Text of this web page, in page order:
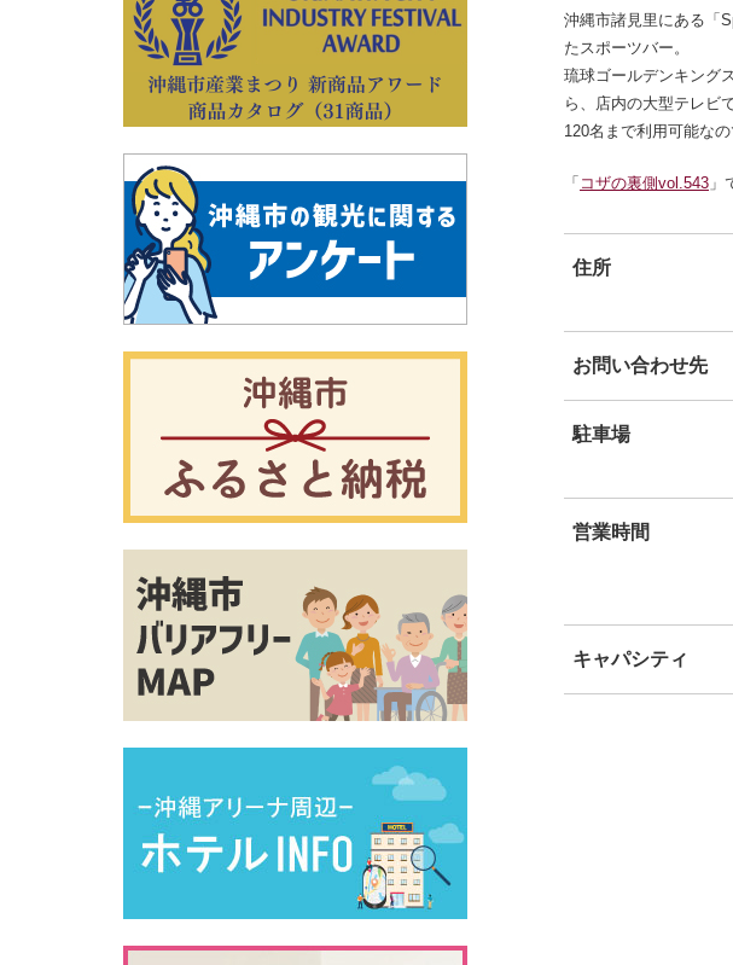
別ウィンドウで開きます
沖縄市諸見里にある「
たスポーツバー。
琉球ゴールデンキング
ら、店内の大型テレビ
120名まで利用可能な
「 コザの裏側vol.543 」
住所
お問い合わせ先
駐車場
営業時間
キャパシティ